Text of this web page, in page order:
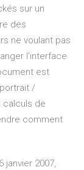
sur un
des
ne voulant pas
l'interface
est
/
calculs de
comment
janvier 2007,